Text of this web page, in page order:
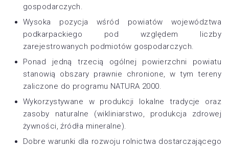
gospodarczych.
Wysoka pozycja wśród powiatów województwa
podkarpackiego pod względem liczby
zarejestrowanych podmiotów gospodarczych.
Ponad jedną trzecią ogólnej powierzchni powiatu
stanowią obszary prawnie chronione, w tym tereny
zaliczone do programu NATURA 2000.
Wykorzystywane w produkcji lokalne tradycje oraz
zasoby naturalne (wikliniarstwo, produkcja zdrowej
żywności, źródła mineralne).
Dobre warunki dla rozwoju rolnictwa dostarczającego